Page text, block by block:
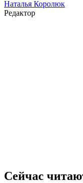
Наталья Королюк
Редактор
Сейчас